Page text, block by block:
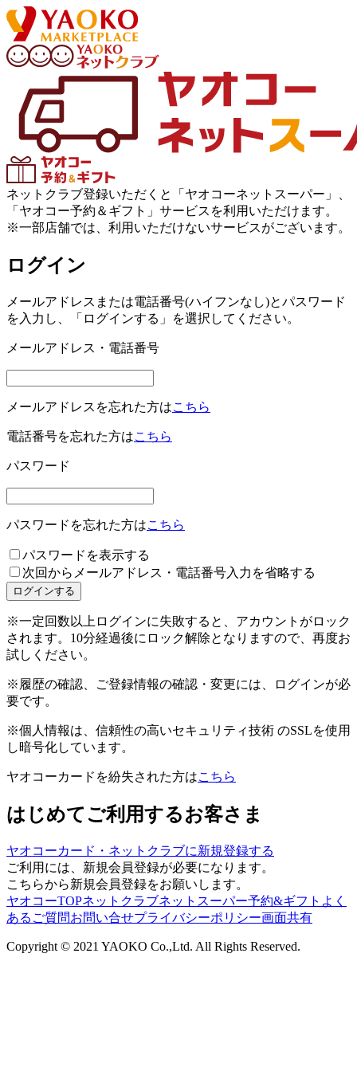
ネットクラブ登録いただくと「ヤオコーネットスーパー」、
「ヤオコー予約＆ギフト」サービスを利用いただけます。
※一部店舗では、利用いただけないサービスがございます。
ログイン
メールアドレスまたは電話番号(ハイフンなし)とパスワード
を入力し、「ログインする」を選択してください。
メールアドレス・電話番号
メールアドレスを忘れた方はこちら
電話番号を忘れた方はこちら
パスワード
パスワードを忘れた方はこちら
パスワードを表示する
次回からメールアドレス・電話番号入力を省略する
※一定回数以上ログインに失敗すると、アカウントがロック
されます。10分経過後にロック解除となりますので、再度お
試しください。
※履歴の確認、ご登録情報の確認・変更には、ログインが必
要です。
※個人情報は、信頼性の高いセキュリティ技術 のSSLを使用
し暗号化しています。
ヤオコーカードを紛失された方はこちら
はじめてご利用するお客さま
ヤオコーカード・ネットクラブに新規登録する
ご利用には、新規会員登録が必要になります。
こちらから新規会員登録をお願いします。
ヤオコーTOPネットクラブネットスーパー予約&ギフト よく
あるご質問お問い合せプライバシーポリシー画面共有
Copyright © 2021 YAOKO Co.,Ltd. All Rights Reserved.